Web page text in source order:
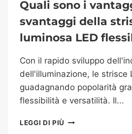
Quali sono i
svantaggi della
luminosa LED
Con il rapido sviluppo
dell'illuminazione, le strisce
guadagnando popolarità
flessibilità e versatilità. Il...
LEGGI DI PIÙ